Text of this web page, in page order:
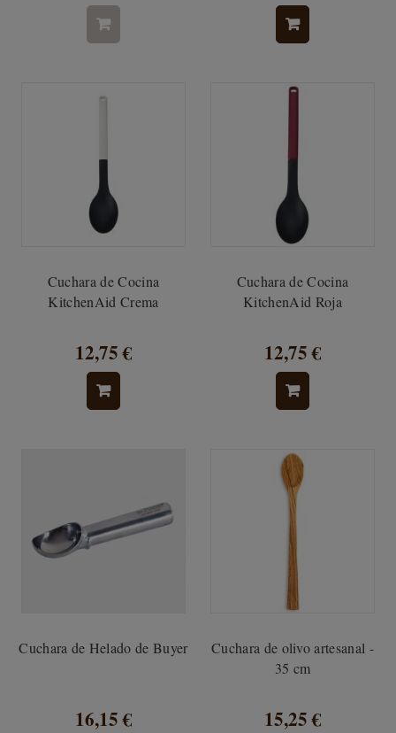
Cuchara de Cocina
KitchenAid Crema
12,75 €
Cuchara de Cocina
KitchenAid Roja
12,75 €
Cuchara de Helado de Buyer
16,15 €
Cuchara de olivo artesanal -
35 cm
15,25 €